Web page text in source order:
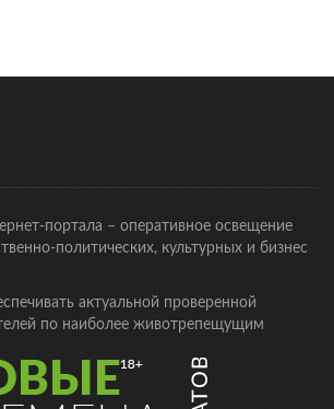
портала – оперативное освещение
политических, культурных и бизнес
актуальной проверенной
по наиболее животрепещущим